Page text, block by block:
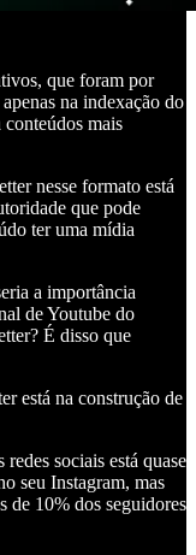
que foram por
na indexação do
mais
nesse formato está
que pode
ter uma mídia
a importância
de Youtube do
É disso que
está na construção de
sociais está quase
seu Instagram, mas
de 10% dos seguidores